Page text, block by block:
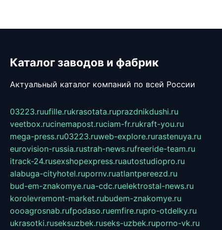
Каталог заводов и фабрик
Актуальный каталог компаний по всей России
03223.ruufille.rukrasotata.ruprazdnikdushi.ru
veetbox.rucinemapost.ruciam-fr.rukraft-you.ru
mega-press.ru03223.ruweb-explore.rurastenuya.ru
eurovision-russia.rustrah-news.rufreeride-team.ru
itrack-24.rusexshopexpress.ruautostudiopro.ru
alabuga-cityhotel.rupornv.ruatlantpereezd.ru
bud-em-znakomye.rua-cdc.ruelektrostal-news.ru
korolevremont-market.rubudem-znakomye.ru
oooagrosnab.rufpodaso.ruemfire.rupro-otdelky.ru
ukrasotki.ruseksuzbek.ruseks-uzbek.ruporno-vk.ru